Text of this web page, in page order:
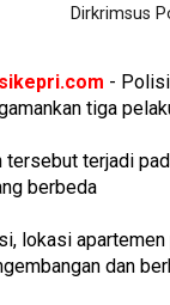
Dirkrimsus
-
tiga
tersebut terjadi
berbeda
lokasi
dan